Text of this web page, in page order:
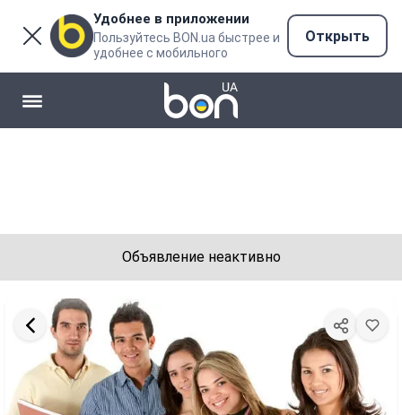
Удобнее в приложении
Пользуйтесь BON.ua быстрее и
удобнее с мобильного
Открыть
Объявление неактивно